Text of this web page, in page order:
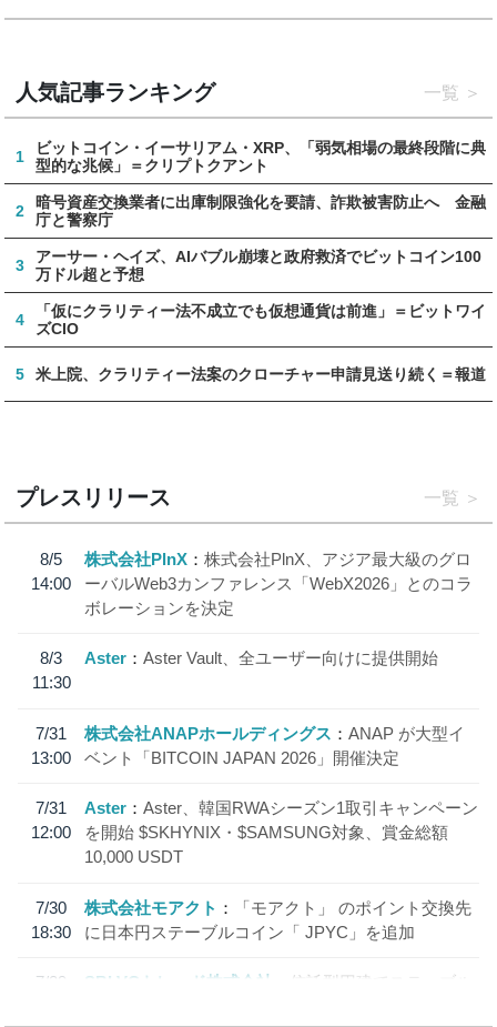
人気記事ランキング 一覧
1
ビットコイン・イーサリアム・XRP、「弱気相場の最終段階に典
型的な兆候」＝クリプトクアント
2
暗号資産交換業者に出庫制限強化を要請、詐欺被害防止へ 金融
庁と警察庁
3
アーサー・ヘイズ、AIバブル崩壊と政府救済でビットコイン100
万ドル超と予想
4
「仮にクラリティー法不成立でも仮想通貨は前進」＝ビットワイ
ズCIO
5 米上院、クラリティー法案のクローチャー申請見送り続く＝報道
プレスリリース 一覧
8/5
14:00
株式会社PlnX
株式会社PlnX、アジア最大級のグロ
ーバルWeb3カンファレンス「WebX2026」とのコラ
ボレーションを決定
8/3
11:30
Aster Aster Vault、全ユーザー向けに提供開始
7/31
13:00
株式会社ANAPホールディングス
ANAP が大型イ
ベント「BITCOIN JAPAN 2026」開催決定
7/31
12:00
Aster
Aster、韓国RWAシーズン1取引キャンペーン
を開始 $SKHYNIX・$SAMSUNG対象、賞金総額
10,000 USDT
7/30
18:30
株式会社モアクト
「モアクト」 のポイント交換先
に日本円ステーブルコイン「 JPYC」を追加
7/29
SBI VCトレード株式会社
信託型円建てステーブル